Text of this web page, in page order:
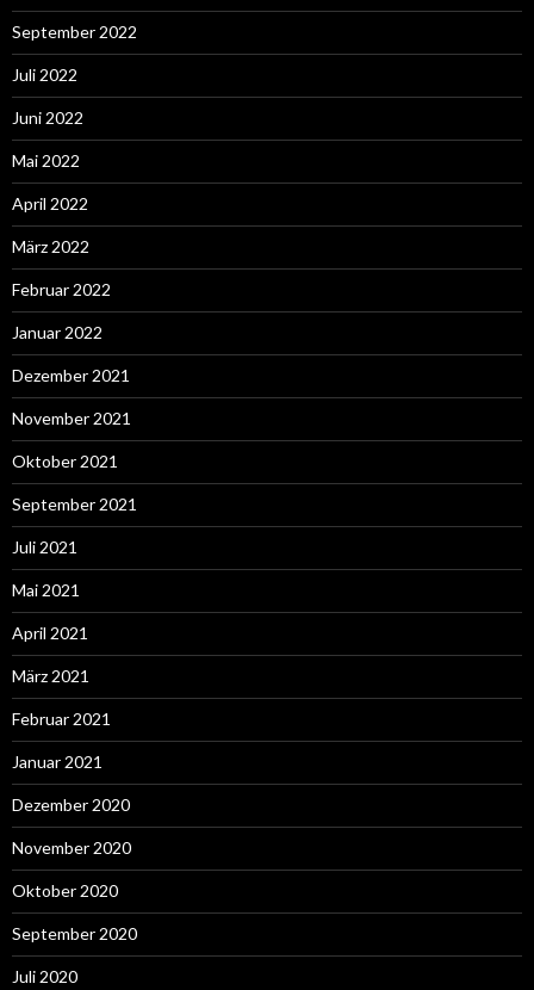
September 2022
Juli 2022
Juni 2022
Mai 2022
April 2022
März 2022
Februar 2022
Januar 2022
Dezember 2021
November 2021
Oktober 2021
September 2021
Juli 2021
Mai 2021
April 2021
März 2021
Februar 2021
Januar 2021
Dezember 2020
November 2020
Oktober 2020
September 2020
Juli 2020